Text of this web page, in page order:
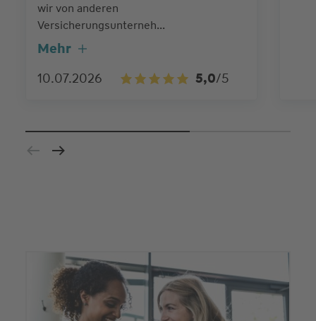
wir von anderen
Versicherungsunterneh...
Mehr
10.07.2026 5,0/5